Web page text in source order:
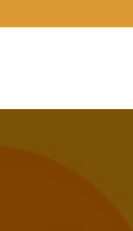
al